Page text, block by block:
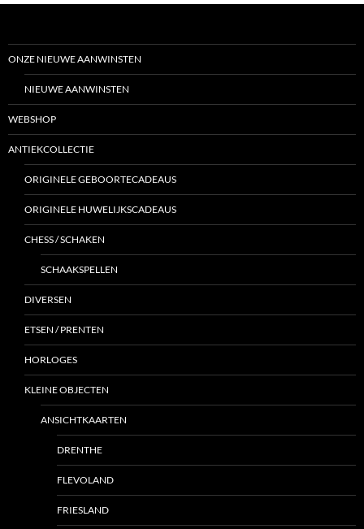
ONZE NIEUWE AANWINSTEN
NIEUWE AANWINSTEN
WEBSHOP
ANTIEKCOLLECTIE
ORIGINELE GEBOORTECADEAUS
ORIGINELE HUWELIJKSCADEAUS
CHESS / SCHAKEN
SCHAAKSPELLEN
DIVERSEN
ETSEN / PRENTEN
HORLOGES
KLEINE OBJECTEN
ANSICHTKAARTEN
DRENTHE
FLEVOLAND
FRIESLAND